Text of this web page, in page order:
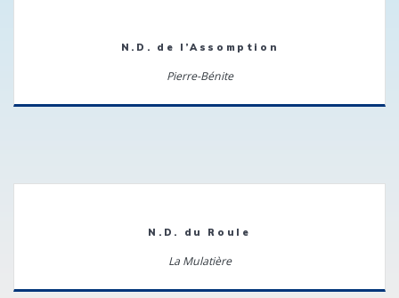
N.D. de l’Assomption
Pierre-Bénite
N.D. du Roule
La Mulatière